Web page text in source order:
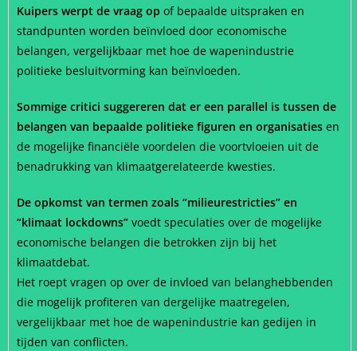
Kuipers werpt de vraag op of bepaalde uitspraken en
standpunten worden beïnvloed door economische
belangen, vergelijkbaar met hoe de wapenindustrie
politieke besluitvorming kan beïnvloeden.
Sommige critici suggereren dat er een parallel is tussen de
belangen van bepaalde politieke figuren en organisaties en
de mogelijke financiële voordelen die voortvloeien uit de
benadrukking van klimaatgerelateerde kwesties.
De opkomst van termen zoals “milieurestricties” en
“klimaat lockdowns” voedt speculaties over de mogelijke
economische belangen die betrokken zijn bij het
klimaatdebat.
Het roept vragen op over de invloed van belanghebbenden
die mogelijk profiteren van dergelijke maatregelen,
vergelijkbaar met hoe de wapenindustrie kan gedijen in
tijden van conflicten.